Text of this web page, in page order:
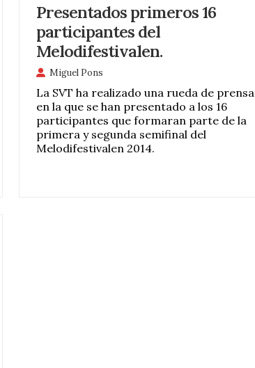
Presentados primeros 16
participantes del
Melodifestivalen.
Miguel Pons
La SVT ha realizado una rueda de prensa
en la que se han presentado a los 16
participantes que formaran parte de la
primera y segunda semifinal del
Melodifestivalen 2014.